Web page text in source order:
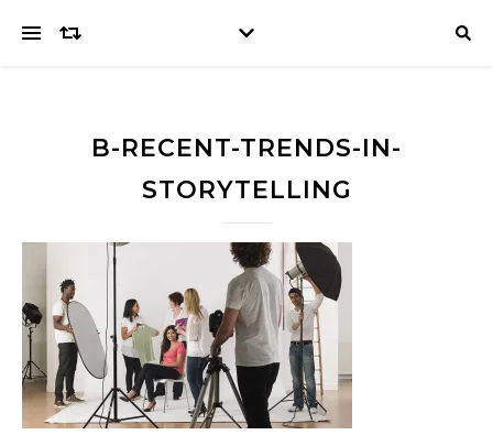
B-RECENT-TRENDS-IN-
STORYTELLING